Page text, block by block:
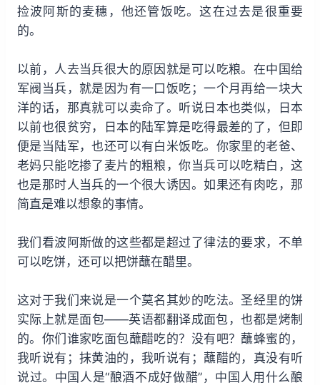
捡波阿斯的麦穗，他还管饭吃。这在过去是很重要
的。
以前，人去当兵很大的原因就是可以吃粮。在中国给
军阀当兵，就是因为有一口饭吃；一个月再给一块大
洋的话，那真就可以卖命了。听说日本也类似，日本
以前也很贫穷，日本的陆军算是吃得最差的了，但即
便是当陆军，也还可以有白米饭吃。你家里的老爸、
老妈只能吃掺了麦片的粗粮，你当兵可以吃精白，这
也是那时人当兵的一个很大诱因。如果还有肉吃，那
简直是难以想象的事情。
我们看波阿斯做的这些都是超过了律法的要求，不单
可以吃饼，还可以把饼蘸在醋里。
这对于我们来说是一个莫名其妙的吃法。圣经里的饼
实际上就是面包——英语都翻译成面包，也都是烤制
的。你们谁家吃面包蘸醋吃的？没有吧？蘸蜂蜜的，
我听说有；抹黄油的，我听说有；蘸醋的，真没有听
说过。中国人是“酿酒不成好做醋”，中国人用什么酿